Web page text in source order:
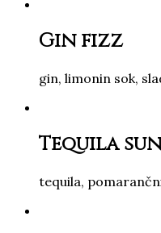
Gin fizz
gin, limonin sok,
Tequila
tequila,